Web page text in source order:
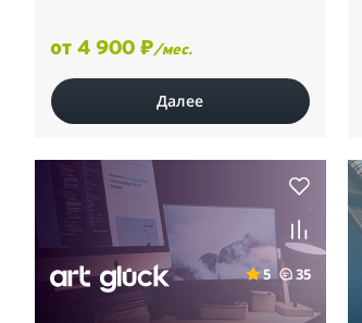
от 4 900 ₽/мес.
Далее
5 35